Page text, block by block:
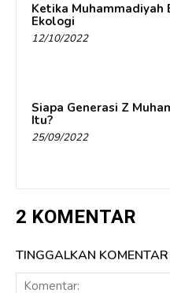
Ketika Muhammadiyah
Ekologi
12/10/2022
Siapa Generasi Z
Itu?
25/09/2022
2 KOMENTAR
TINGGALKAN KOMENTAR